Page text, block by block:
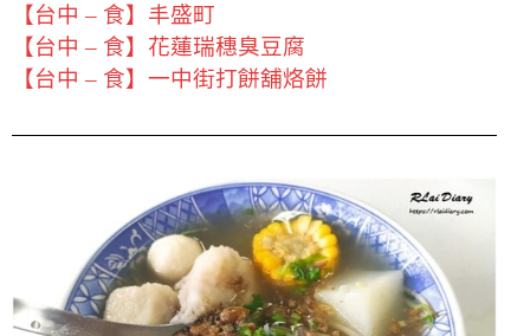
【台中 – 食】丰盛町
【台中 – 食】花蓮瑞穗臭豆腐
【台中 – 食】一中街打餅舖烙餅